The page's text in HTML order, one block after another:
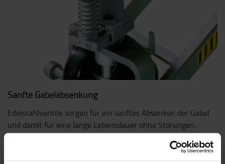
Sanfte Gabelabsenkung
Edelstahlventile sorgen für ein sanftes Absenken der Gabel
und damit für eine lange Lebensdauer ohne Störungen.
Dieses System trägt den Namen „BT Lowering Control“.